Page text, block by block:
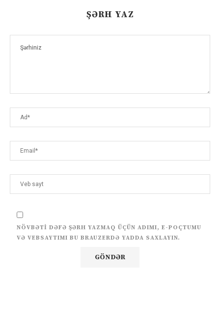
ŞƏRH YAZ
NÖVBƏTI DƏFƏ ŞƏRH YAZMAQ ÜÇÜN ADIMI, E-POÇTUMU
VƏ VEBSAYTIMI BU BRAUZERDƏ YADDA SAXLAYIN.